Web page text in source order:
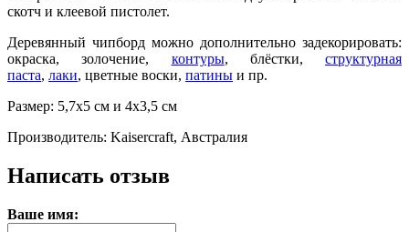
скотч и клеевой пистолет.
Деревянный чипборд можно дополнительно задекорировать:
окраска, золочение, контуры, блёстки, структурная
паста, лаки, цветные воски, патины и пр.
Размер: 5,7х5 см и 4х3,5 см
Производитель: Kaisercraft, Австралия
Написать отзыв
Ваше имя: